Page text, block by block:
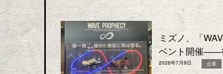
ミズノ、「
ベント開催――
2026年7月9日 企業